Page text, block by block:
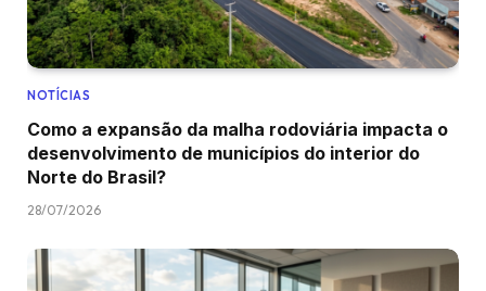
NOTÍCIAS
Como a expansão da malha rodoviária impacta o
desenvolvimento de municípios do interior do
Norte do Brasil?
28/07/2026